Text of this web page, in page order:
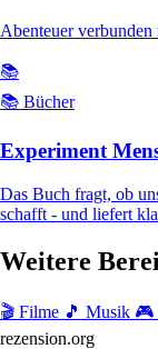
Abenteuer
📚
📚 Bücher
Experiment
Das Buch fragt, ob
schafft - und liefert
Weitere
🎬 Filme 🎵 Musik 🎮
rezension.org